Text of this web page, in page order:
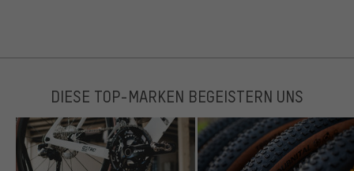
DIESE TOP-MARKEN BEGEISTERN UNS